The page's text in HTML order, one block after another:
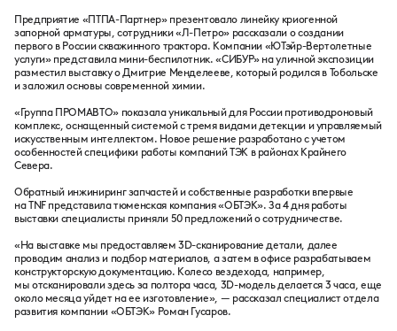
Предприятие «ПТПА-Партнер» презентовало линейку криогенной
запорной арматуры, сотрудники «Л-Петро» рассказали о создании
первого в России скважинного трактора. Компании «ЮТэйр-Вертолетные
услуги» представила мини-беспилотник. «СИБУР» на уличной экспозиции
разместил выставку о Дмитрие Менделееве, который родился в Тобольске
и заложил основы современной химии.
«Группа ПРОМАВТО» показала уникальный для России противодроновый
комплекс, оснащенный системой с тремя видами детекции и управляемый
искусственным интеллектом. Новое решение разработано с учетом
особенностей специфики работы компаний ТЭК в районах Крайнего
Севера.
Обратный инжиниринг запчастей и собственные разработки впервые
на TNF представила тюменская компания «ОБТЭК». За 4 дня работы
выставки специалисты приняли 50 предложений о сотрудничестве.
«На выставке мы предоставляем 3D-сканирование детали, далее
проводим анализ и подбор материалов, а затем в офисе разрабатываем
конструкторскую документацию. Колесо вездехода, например,
мы отсканировали здесь за полтора часа, 3D-модель делается 3 часа, еще
около месяца уйдет на ее изготовление», — рассказал специалист отдела
развития компании «ОБТЭК» Роман Гусаров.